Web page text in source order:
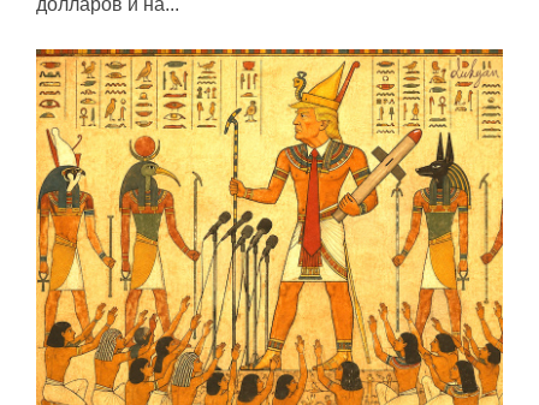
долларов и на...